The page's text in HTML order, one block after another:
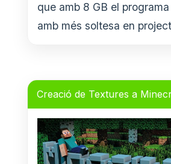
que amb 8 GB el
amb més soltesa en
Creació de Textures a